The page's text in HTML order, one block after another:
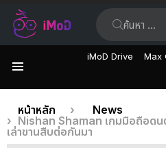
iMoD Drive Max
เรื่อง
ล่าสุด
คุณอยู่ที่นี่:
หน้าหลัก
News
Nishan Shaman เกมมือถือดน
เล่าขานสืบต่อกันมา